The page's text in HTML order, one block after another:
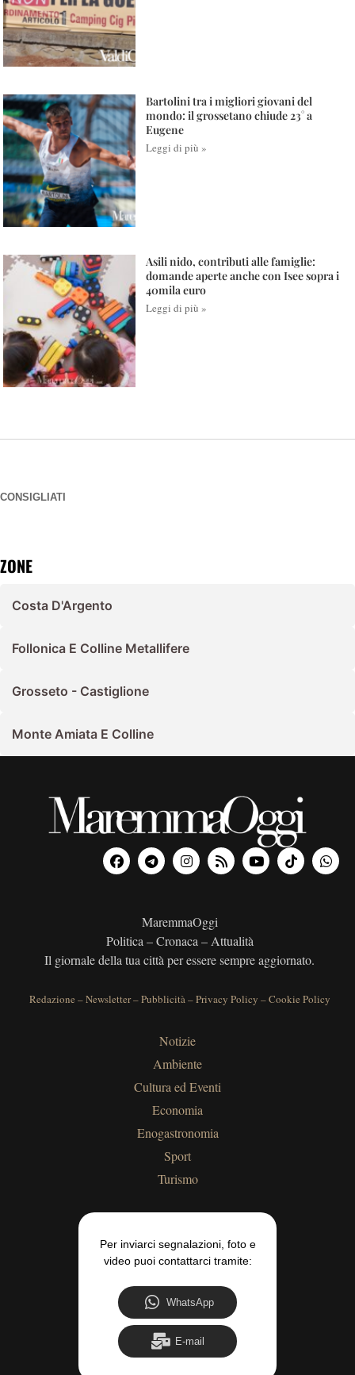
Bartolini tra i migliori giovani del
mondo: il grossetano chiude 23° a
Eugene
Leggi di più »
Asili nido, contributi alle famiglie:
domande aperte anche con Isee sopra i
40mila euro
Leggi di più »
CONSIGLIATI
ZONE
Costa D'Argento
Follonica E Colline Metallifere
Grosseto - Castiglione
Monte Amiata E Colline
MaremmaOggi
Politica – Cronaca – Attualità
Il giornale della tua città per essere sempre aggiornato.
Redazione –Newsletter–Pubblicità–Privacy Policy –Cookie Policy
Notizie
Ambiente
Cultura ed Eventi
Economia
Enogastronomia
Sport
Turismo
Per inviarci segnalazioni, foto e
video puoi contattarci tramite:
WhatsApp
E-mail